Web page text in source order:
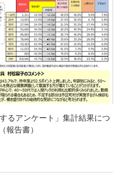
るアンケート」集計結果につ
報告書）